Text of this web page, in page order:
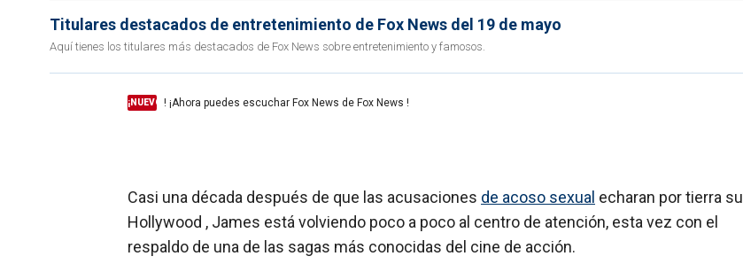
Titulares destacados de entretenimiento de Fox News del 19 de mayo
Aquí tienes los titulares más destacados de Fox News sobre entretenimiento y famosos.
¡NUEVO ! ¡Ahora puedes escuchar Fox News de Fox News !
Casi una década después de que las acusaciones de acoso sexual echaran por tierra su
Hollywood , James está volviendo poco a poco al centro de atención, esta vez con el
respaldo de una de las sagas más conocidas del cine de acción.